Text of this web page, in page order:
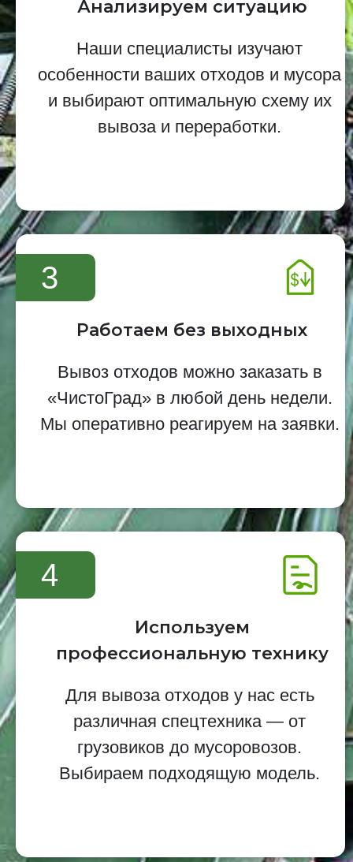
Анализируем ситуацию
Наши специалисты изучают
особенности ваших отходов и мусора
и выбирают оптимальную схему их
вывоза и переработки.
3
Работаем без выходных
Вывоз отходов можно заказать в
«ЧистоГрад» в любой день недели.
Мы оперативно реагируем на заявки.
4
Используем
профессиональную технику
Для вывоза отходов у нас есть
различная спецтехника — от
грузовиков до мусоровозов.
Выбираем подходящую модель.